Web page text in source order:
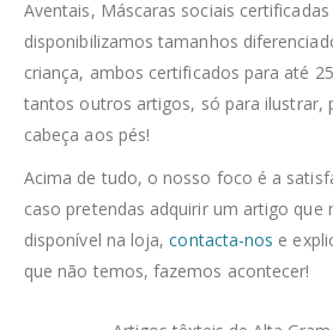
Aventais, Máscaras sociais
disponibilizamos tamanhos
criança, ambos certificados para até
tantos outros artigos, só para ilustrar,
cabeça aos pés!
Acima de tudo, o nosso foco é a
caso pretendas adquirir um artigo que
disponível na loja,contacta-nos e
que não temos, fazemos acontecer!